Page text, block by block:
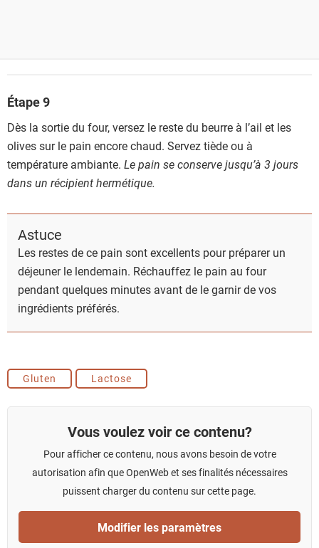
Étape 9
Dès la sortie du four, versez le reste du beurre à l’ail et les
olives sur le pain encore chaud. Servez tiède ou à
température ambiante. Le pain se conserve jusqu’à 3 jours
dans un récipient hermétique.
Astuce
Les restes de ce pain sont excellents pour préparer un
déjeuner le lendemain. Réchauffez le pain au four
pendant quelques minutes avant de le garnir de vos
ingrédients préférés.
Gluten Lactose
Vous voulez voir ce contenu?
Pour afficher ce contenu, nous avons besoin de votre
autorisation afin que OpenWeb et ses finalités nécessaires
puissent charger du contenu sur cette page.
Modifier les paramètres